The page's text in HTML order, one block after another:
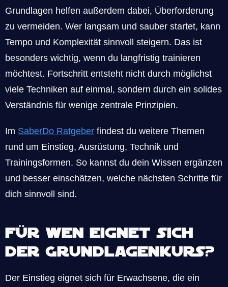
Grundlagen helfen außerdem dabei, Überforderung
zu vermeiden. Wer langsam und sauber startet, kann
Tempo und Komplexität sinnvoll steigern. Das ist
besonders wichtig, wenn du langfristig trainieren
möchtest. Fortschritt entsteht nicht durch möglichst
viele Techniken auf einmal, sondern durch ein solides
Verständnis für wenige zentrale Prinzipien.
Im SaberDo Ratgeber findest du weitere Themen
rund um Einstieg, Ausrüstung, Technik und
Trainingsformen. So kannst du dein Wissen ergänzen
und besser einschätzen, welche nächsten Schritte für
dich sinnvoll sind.
Für wen eignet sich
der Grundlagenkurs?
Der Einstieg eignet sich für Erwachsene, die ein